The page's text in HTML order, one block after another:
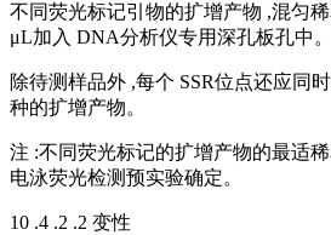
不同荧光标记引物的扩增产物 ,混匀
μL加入 DNA分析仪专用深孔板孔中。
除待测样品外 ,每个 SSR位点还应同
种的扩增产物。
注 :不同荧光标记的扩增产物的最适
电泳荧光检测预实验确定。
10 .4 .2 .2 变性